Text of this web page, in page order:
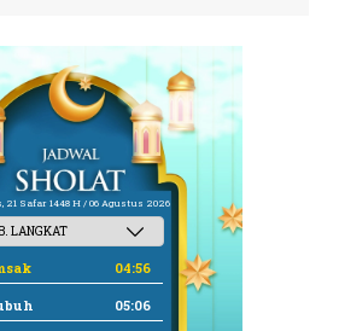
21 Safar 1448 H / 06 Agustus 2026
04:56
05:06